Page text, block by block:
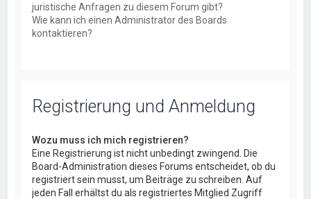
juristische Anfragen zu diesem Forum gibt?
Wie kann ich einen Administrator des Boards
kontaktieren?
Registrierung und Anmeldung
Wozu muss ich mich registrieren?
Eine Registrierung ist nicht unbedingt zwingend. Die
Board-Administration dieses Forums entscheidet, ob du
registriert sein musst, um Beiträge zu schreiben. Auf
jeden Fall erhältst du als registriertes Mitglied Zugriff